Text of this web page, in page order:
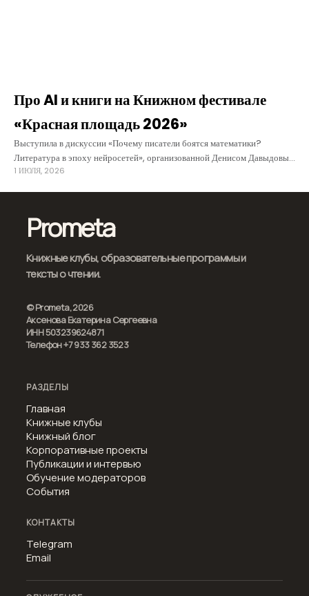
Про AI и книги на Книжном фестивале
«Красная площадь 2026»
Выступила в дискуссии «Почему писатели боятся математики?
Литература в эпоху нейросетей», организованной Денисом Давыдовым
в рамках книжного фестиваля «Красная площадь».Приятно было узнать,
1 ИЮЛЯ, 2026
Prometa
Книжные клубы, образовательные программы и
тексты о чтении.
© Prometa, 2026
Аксенова Екатерина Сергеевна
ИНН 503239624871
Телефон +7 933 362 3523
РАЗДЕЛЫ
Главная
Книжные клубы
Книжный блог
Корпоративные проекты
Публикации и интервью
Обучение модераторов
События
КОНТАКТЫ
Telegram
Email